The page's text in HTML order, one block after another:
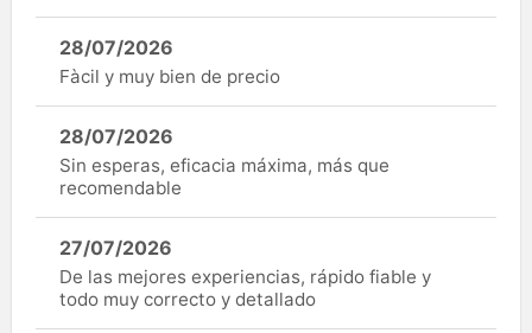
28/07/2026
Fàcil y muy bien de precio
28/07/2026
Sin esperas, eficacia máxima, más que
recomendable
27/07/2026
De las mejores experiencias, rápido fiable y
todo muy correcto y detallado